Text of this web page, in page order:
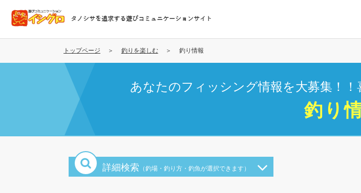
コ
テ
タノシサを追求する遊びコミュニケーションサイト
トップページ 釣りを楽しむ 釣り情報
あなたのフィッシング情報を大募集！
釣り
詳細検索 （釣場・釣り方・釣魚が選択できます）